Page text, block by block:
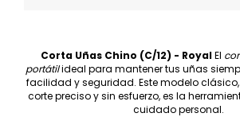
Corta Uñas Chino (C/12) - RoyalEl
portátilideal para mantener tus uñas
facilidad y seguridad. Este modelo
corte preciso y sin esfuerzo, es la
cuidado personal.